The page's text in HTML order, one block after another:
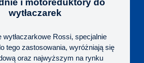
i motoreduktory do
wytłaczarek
wytłaczarkowe Rossi, specjalnie
tego zastosowania, wyróżniają się
oraz najwyższym na rynku